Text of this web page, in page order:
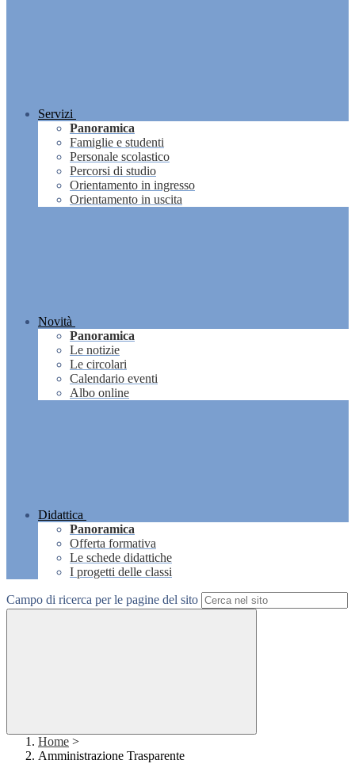
Servizi
Panoramica
Famiglie e studenti
Personale scolastico
Percorsi di studio
Orientamento in ingresso
Orientamento in uscita
Novità
Panoramica
Le notizie
Le circolari
Calendario eventi
Albo online
Didattica
Panoramica
Offerta formativa
Le schede didattiche
I progetti delle classi
Campo di ricerca per le pagine del sito
Home >
Amministrazione Trasparente